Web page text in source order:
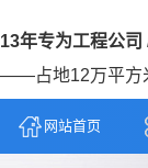
13年专为工程公
——占地12万平方
网站首页